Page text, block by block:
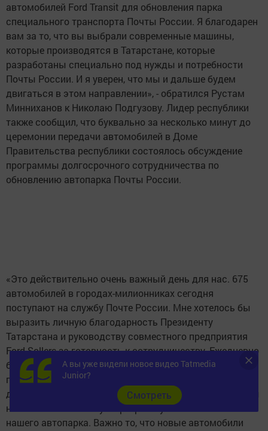
автомобилей Ford Transit для обновления парка
специального транспорта Почты России. Я благодарен
вам за то, что вы выбрали современные машины,
которые производятся в Татарстане, которые
разработаны специально под нужды и потребности
Почты России. И я уверен, что мы и дальше будем
двигаться в этом направлении», - обратился Рустам
Минниханов к Николаю Подгузову. Лидер республики
также сообщил, что буквально за несколько минут до
церемонии передачи автомобилей в Доме
Правительства республики состоялось обсуждение
программы долгосрочного сотрудничества по
обновлению автопарка Почты России.
«Это действительно очень важный день для нас. 675
автомобилей в городах-милионниках сегодня
поступают на службу Почте России. Мне хотелось бы
выразить личную благодарность Президенту
Татарстана и руководству совместного предприятия
Ford Sollers за готовность к сотрудничеству. Ежедневно
более 14 тысяч автомобилей с нашей символикой
проезжают более 2,8 млн километров по российским
дорогам, чтобы вовремя доставить почту. И сейчас мы
начинаем масштабную программу по обновлению
нашего автопарка. Важно то, что новые автомобили
А вы уже видели новое видео Tatmedia
Junior?
Cмотреть